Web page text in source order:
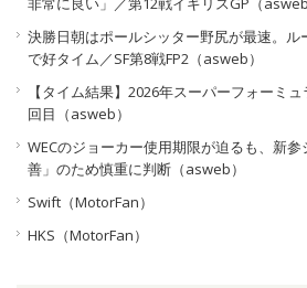
決勝日朝はポールシッター野尻が最速。ル
で好タイム／SF第8戦FP2（asweb）
【タイム結果】2026年スーパーフォーミ
回目（asweb）
WECのジョーカー使用期限が迫るも、新
善」のため慎重に判断（asweb）
Swift（MotorFan）
HKS（MotorFan）